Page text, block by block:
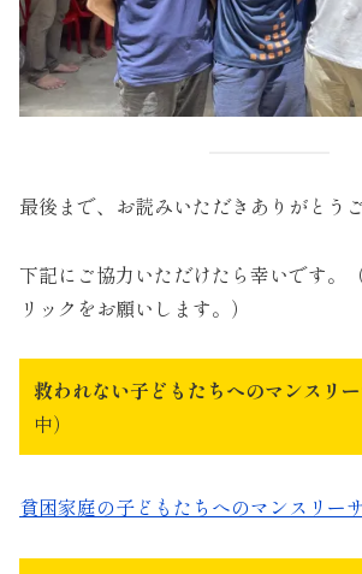
最後まで、お読みいただきありがとう
下記にご協力いただけたら幸いです。
リックをお願いします。）
救われない子どもたちへのマンスリ
中）
貧困家庭の子どもたちへのマンスリー